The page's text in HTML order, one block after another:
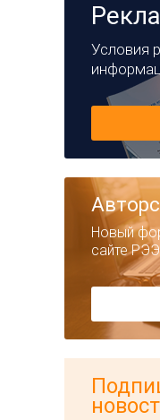
Условия
Новый
сайте РЭЭ